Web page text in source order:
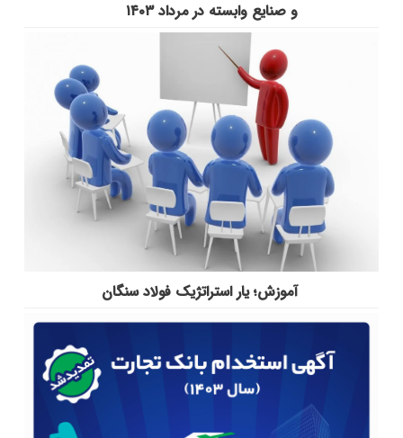
و صنایع وابسته در مرداد ۱۴۰۳
آموزش؛ یار استراتژیک فولاد سنگان